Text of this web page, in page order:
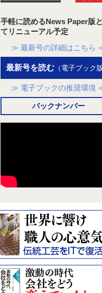
手軽に読めるNews Paper版
てリニューアル予定
≫ 最新号の詳細はこちら
最新号を読む （電子ブック版
≫ 電子ブックの推奨環境
バックナンバー